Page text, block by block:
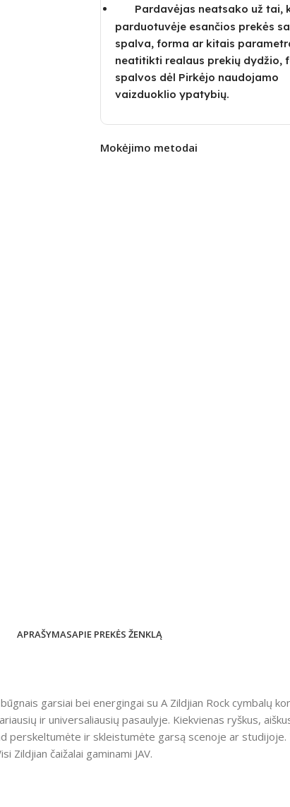
Pardavėjas neatsako už tai,
parduotuvėje esančios prekės
spalva, forma ar kitais
neatitikti realaus prekių dydžio,
spalvos dėl Pirkėjo naudojamo
vaizduoklio ypatybių.
Mokėjimo metodai
APRAŠYMASAPIE PREKĖS ŽENKLĄ
garsiai bei energingai su A Zildjian Rock cymbalų
ir universaliausių pasaulyje. Kiekvienas ryškus,
perskeltumėte ir skleistumėte garsą scenoje ar studijoje.
Zildjian čaižalai gaminami JAV.